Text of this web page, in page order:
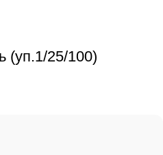
(уп.1/25/100)